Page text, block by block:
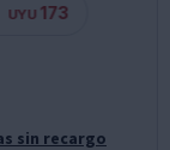
UYU 173
sin recargo